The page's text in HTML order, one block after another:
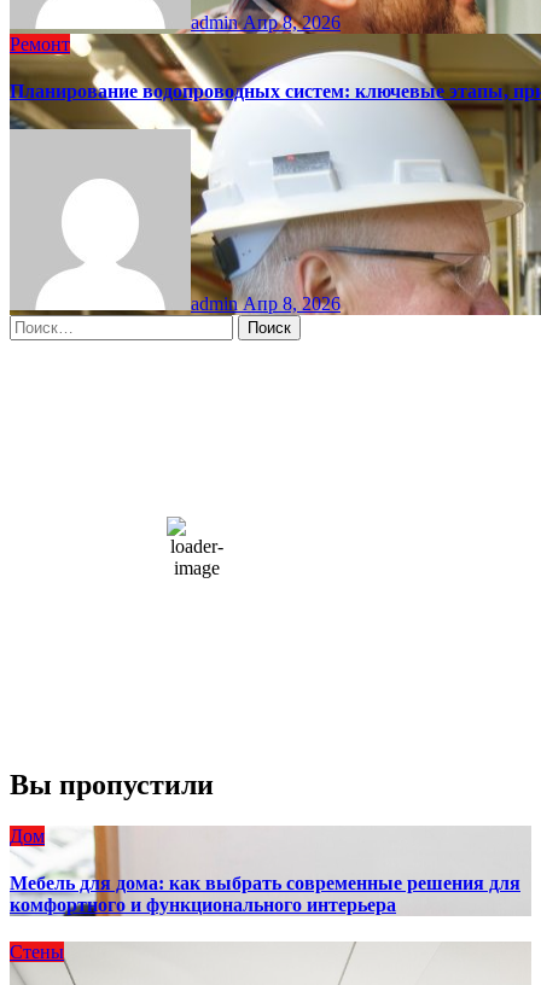
adminАпр 8, 2026
Ремонт
Планирование водопроводных систем: ключевые этапы,
adminАпр 8, 2026
Найти:
66 %
1004 мб
10 mph
Вы пропустили
Дом
Мебель для дома: как выбрать современные решения для
комфортного и функционального интерьера
Стены